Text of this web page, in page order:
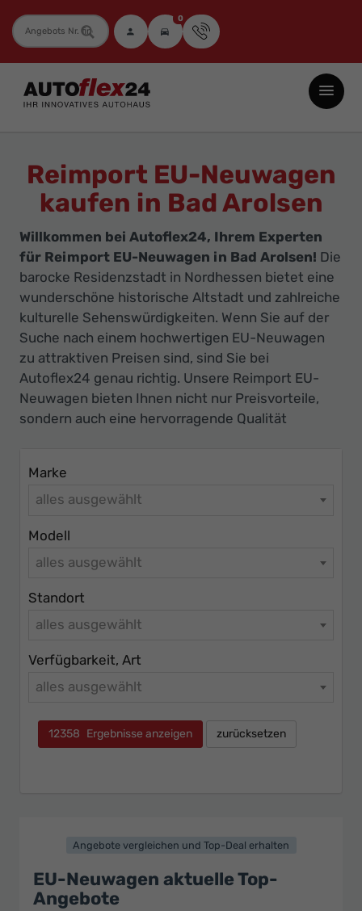
Fahrzeugnummer 0
Autoflex24
GmbH
Neuwagen
Jahreswagen
Gebrauchtwagen
zu
Top-
Preisen
-
Ihr
Innovatives
Autohaus
Reimport EU-Neuwagen
kaufen in Bad Arolsen
Willkommen bei Autoflex24, Ihrem Experten
für Reimport EU-Neuwagen in Bad Arolsen! Die
barocke Residenzstadt in Nordhessen bietet eine
wunderschöne historische Altstadt und zahlreiche
kulturelle Sehenswürdigkeiten. Wenn Sie auf der
Suche nach einem hochwertigen EU-Neuwagen
zu attraktiven Preisen sind, sind Sie bei
Autoflex24 genau richtig. Unsere Reimport EU-
Neuwagen bieten Ihnen nicht nur Preisvorteile,
sondern auch eine hervorragende Qualität
Marke
alles ausgewählt
Modell
alles ausgewählt
Standort
alles ausgewählt
Verfügbarkeit, Art
alles ausgewählt
12358 Ergebnisse anzeigen zurücksetzen
Angebote vergleichen und Top-Deal erhalten
EU-Neuwagen aktuelle Top-
Angebote